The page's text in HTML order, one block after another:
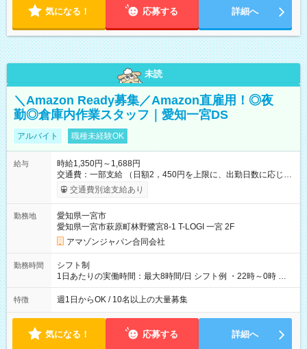
気になる！ 応募する 詳細へ
未読
＼Amazon Ready募集／Amazon直雇用！◎夜
勤◎倉庫内作業スタッフ｜愛知一宮DS
アルバイト 職種未経験OK
給与
時給1,350円～1,688円
交通費：一部支給 （日額2，450円を上限に、出勤日数に応じて
実費支給） ※22:00～翌5:00までは時給25%UP！ ■給与前払い
制度あり ※前払い額の上限あり、手数料無料（Amazon負担）
交通費別途支給あり
勤務地
愛知県一宮市
愛知県一宮市萩原町林野鷺宮8-1 T-LOGI 一宮 2F
アマゾンジャパン合同会社
勤務時間
シフト制
1日あたりの実働時間：最大8時間/日 シフト例 ・22時～0時 入
社後、就業可能シフトをご確認の上、申請してください。
特徴 週1日からOK / 10名以上の大量募集
気になる！ 応募する 詳細へ